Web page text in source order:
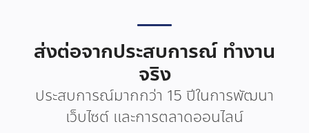
ส่งต่อจากประสบการณ์ ทำงาน
จริง
ประสบการณ์มากกว่า 15 ปีในการพัฒนา
เว็บไซต์ และการตลาดออนไลน์